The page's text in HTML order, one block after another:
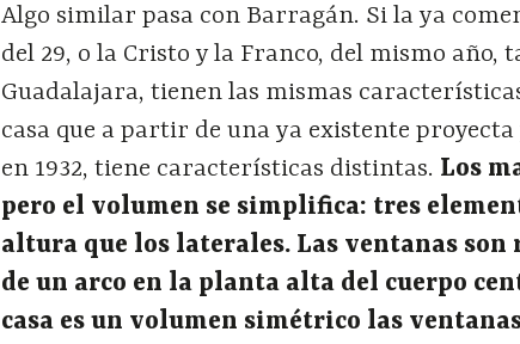
Algo similar pasa con Barragán. Si la ya
del 29, o la Cristo y la Franco, del mismo año,
Guadalajara, tienen las mismas
casa que a partir de una ya existente
en 1932, tiene características distintas. Los
pero el volumen se simplifica: tres
altura que los laterales. Las ventanas son
de un arco en la planta alta del cuerpo
casa es un volumen simétrico las